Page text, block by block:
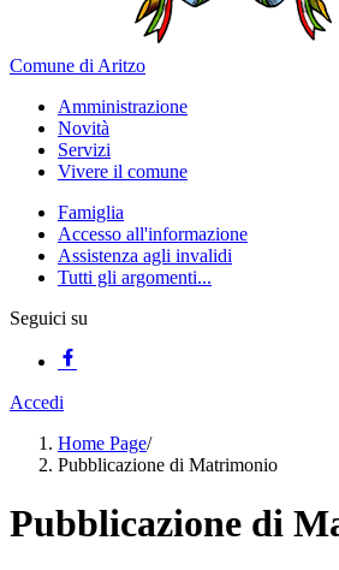
Comune di Aritzo
Amministrazione
Novità
Servizi
Vivere il comune
Famiglia
Accesso all'informazione
Assistenza agli invalidi
Tutti gli argomenti...
Seguici su
Accedi
Home Page/
Pubblicazione di Matrimonio
Pubblicazione di